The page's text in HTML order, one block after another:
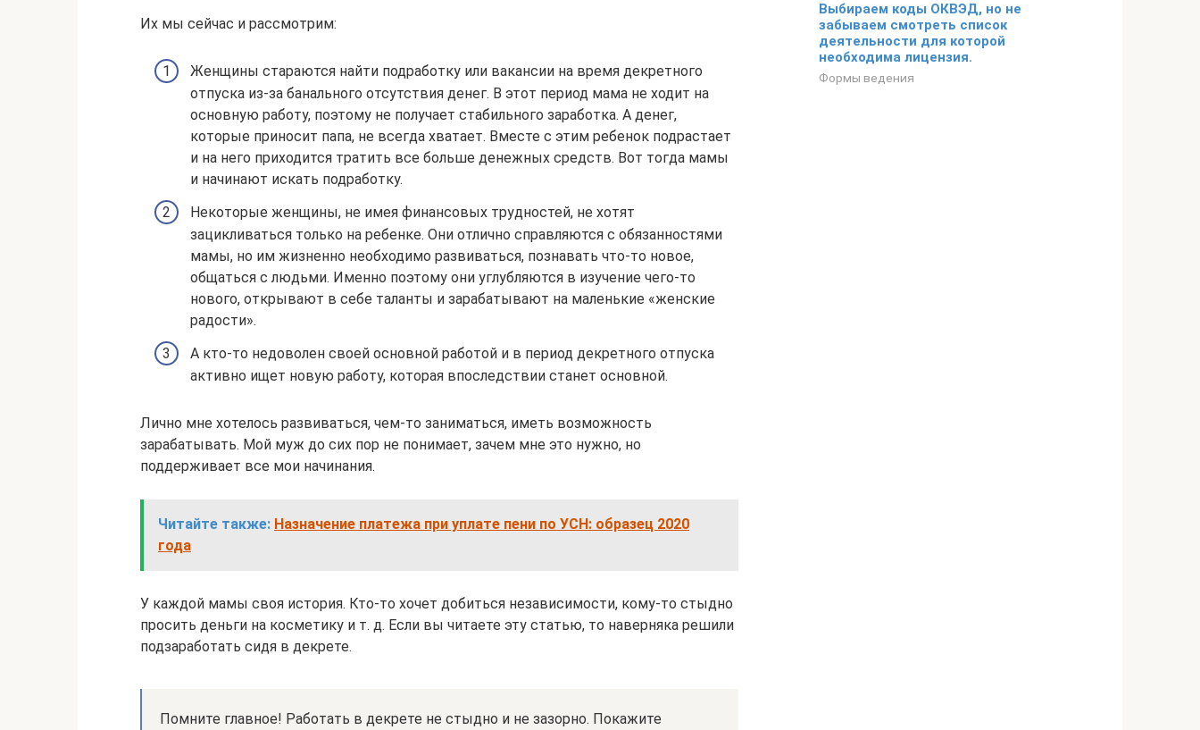
Их мы сейчас и рассмотрим:
Женщины стараются найти подработку или вакансии на время декретного
отпуска из-за банального отсутствия денег. В этот период мама не ходит на
основную работу, поэтому не получает стабильного заработка. А денег,
которые приносит папа, не всегда хватает. Вместе с этим ребенок подрастает
и на него приходится тратить все больше денежных средств. Вот тогда мамы
и начинают искать подработку.
Некоторые женщины, не имея финансовых трудностей, не хотят
зацикливаться только на ребенке. Они отлично справляются с обязанностями
мамы, но им жизненно необходимо развиваться, познавать что-то новое,
общаться с людьми. Именно поэтому они углубляются в изучение чего-то
нового, открывают в себе таланты и зарабатывают на маленькие «женские
радости».
А кто-то недоволен своей основной работой и в период декретного отпуска
активно ищет новую работу, которая впоследствии станет основной.
Лично мне хотелось развиваться, чем-то заниматься, иметь возможность
зарабатывать. Мой муж до сих пор не понимает, зачем мне это нужно, но
поддерживает все мои начинания.
Читайте также: Назначение платежа при уплате пени по УСН: образец 2020
года
У каждой мамы своя история. Кто-то хочет добиться независимости, кому-то стыдно
просить деньги на косметику и т. д. Если вы читаете эту статью, то наверняка решили
подзаработать сидя в декрете.
Помните главное! Работать в декрете не стыдно и не зазорно. Покажите
Выбираем коды ОКВЭД, но не
забываем смотреть список
деятельности для которой
необходима лицензия.
Формы ведения